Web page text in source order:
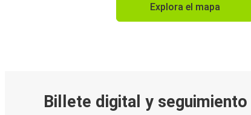
Explora el mapa
Billete digital y seguimiento